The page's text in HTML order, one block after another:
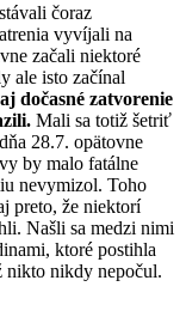
čoraz
vyvíjali na
začali niektoré
ale isto začínal
dočasné zatvorenie
Mali sa totiž šetriť
28.7. opätovne
by malo fatálne
nevymizol. Toho
preto, že niektorí
Našli sa medzi nimi
ktoré postihla
nikdy nepočul.